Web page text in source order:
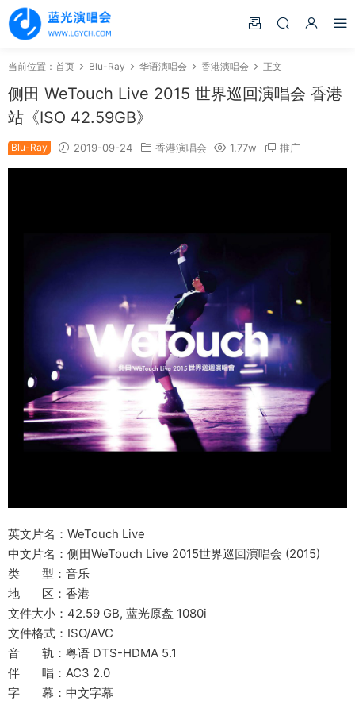
当前位置： 首页 Blu-Ray 华语演唱会 香港演唱会 正文
侧田 WeTouch Live 2015 世界巡回演唱会 香港
站《ISO 42.59GB》
Blu-Ray 2019-09-24 香港演唱会 1.77w 推广
英文片名：WeTouch Live
中文片名：侧田WeTouch Live 2015世界巡回演唱会 (2015)
类 型：音乐
地 区：香港
文件大小：42.59 GB, 蓝光原盘 1080i
文件格式：ISO/AVC
音 轨：粤语 DTS-HDMA 5.1
伴 唱：AC3 2.0
字 幕：中文字幕